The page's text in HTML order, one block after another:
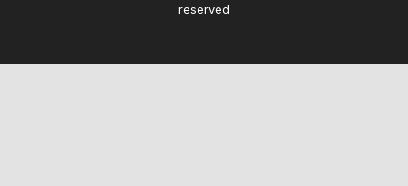
reserved